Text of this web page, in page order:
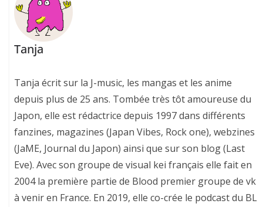
Tanja
Tanja écrit sur la J-music, les mangas et les anime
depuis plus de 25 ans. Tombée très tôt amoureuse du
Japon, elle est rédactrice depuis 1997 dans différents
fanzines, magazines (Japan Vibes, Rock one), webzines
(JaME, Journal du Japon) ainsi que sur son blog (Last
Eve). Avec son groupe de visual kei français elle fait en
2004 la première partie de Blood premier groupe de vk
à venir en France. En 2019, elle co-crée le podcast du BL